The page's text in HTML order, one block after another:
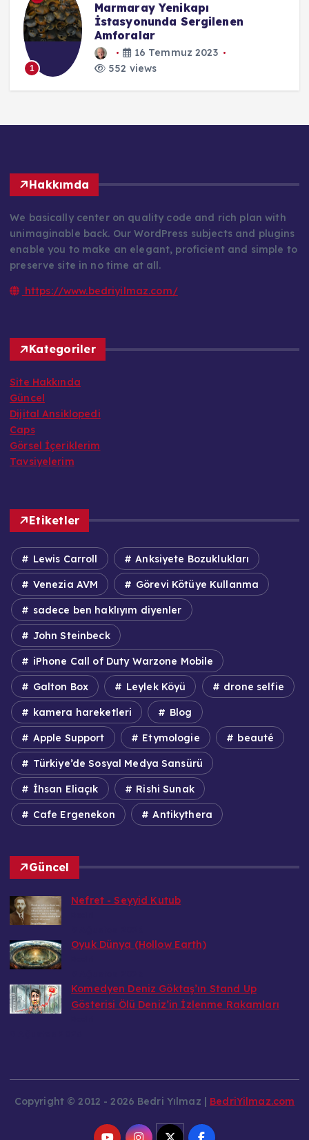
1
Zekanın Ölçüsü - Albert Einstein
3 Şubat 2023 552 views
We basically center on quality code and rich plan with
unimaginable back. Our WordPress subjects and plugins
enable you to make an elegant, proficient and simple to
preserve site in no time at all.
https://www.bedriyilmaz.com/
Site Hakkında
Güncel
Dijital Ansiklopedi
Caps
Görsel İçeriklerim
Tavsiyelerim
Lewis Carroll Anksiyete Bozuklukları
Venezia AVM Görevi Kötüye Kullanma
sadece ben haklıyım diyenler
John Steinbeck
iPhone Call of Duty Warzone Mobile
Galton Box Leylek Köyü drone selfie
kamera hareketleri Blog
Apple Support Etymologie
Türkiye’de Sosyal Medya Sansürü
İhsan Eliaçık Rishi Sunak
Cafe Ergenekon Antikythera
Nefret - Seyyid Kutub
Bedri
9 Ağustos 2026
Oyuk Dünya (Hollow Earth)
9 Ağustos 2026
Komedyen Deniz Göktaş’ın Stand Up
Bedri
9 Ağustos 2026